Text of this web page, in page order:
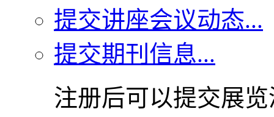
提交讲座会议动态...
提交期刊信息...
注册后可以提交展